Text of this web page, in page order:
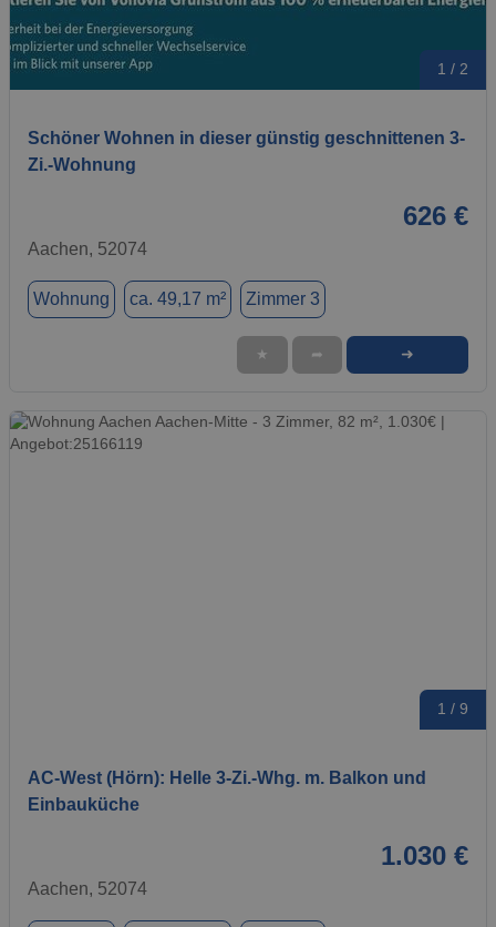
1 / 2
Schöner Wohnen in dieser günstig geschnittenen 3-
Zi.-Wohnung
626 €
Aachen, 52074
Wohnung ca. 49,17 m² Zimmer 3
★ ➦ ➜
1 / 9
AC-West (Hörn): Helle 3-Zi.-Whg. m. Balkon und
Einbauküche
1.030 €
Aachen, 52074